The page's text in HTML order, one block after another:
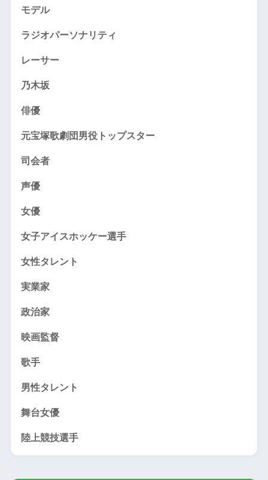
モデル
ラジオパーソナリティ
レーサー
乃木坂
俳優
元宝塚歌劇団男役トップスター
司会者
声優
女優
女子アイスホッケー選手
女性タレント
実業家
政治家
映画監督
歌手
男性タレント
舞台女優
陸上競技選手